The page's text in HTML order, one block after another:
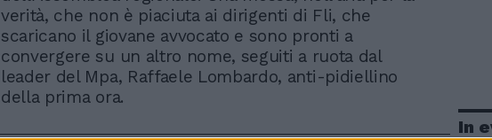
verità, che non è piaciuta ai dirigenti di Fli, che
scaricano il giovane avvocato e sono pronti a
convergere su un altro nome, seguiti a ruota dal
leader del Mpa, Raffaele Lombardo, anti-pidiellino
della prima ora.
In